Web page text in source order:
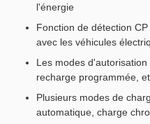
l'énergie
Fonction de détection
avec les véhicules
Les modes
recharge programmée,
Plusieurs modes de
automatique, charge